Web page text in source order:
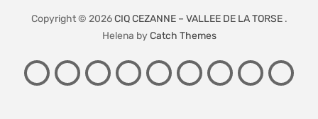
Copyright © 2026CIQ CEZANNE – VALLEE DE LA TORSE.
Helena byCatch Themes
PRÉSENTATION
ACTIONS
DU
LE
QUARTIER
CONTACT
ADHÉSION
NEWSLETTER
LIENS
JE